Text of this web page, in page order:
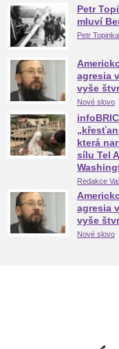
Petr
mluví
Petr Topinka
agresia
vyše
Nové slovo
která
sílu Tel
Redakce
agresia
vyše
Nové slovo